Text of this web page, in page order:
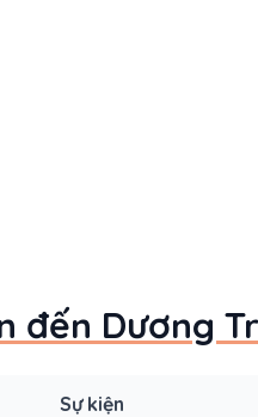
đến Dương
Sự kiện